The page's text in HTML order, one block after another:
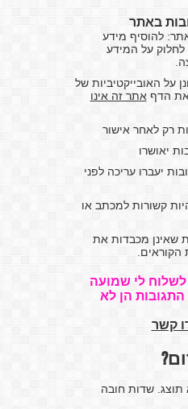
באתר
להוסיף מידע
על המידע
על האובייקטיביות של
את הדףאתר זה אינו
רק לאחר אישור
יאושרו
יעברו עריכה לפני
קשורות למכתב או
שאינן מכבדות את
הקוראים.
לי שמועה
הן לא
קשר
שדות חובה